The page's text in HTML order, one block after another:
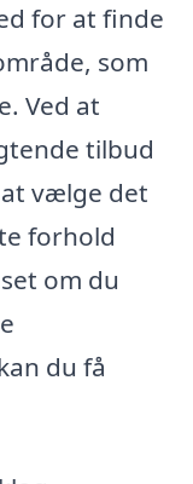
for at finde
som
Ved at
tilbud
vælge det
forhold
om du
du få